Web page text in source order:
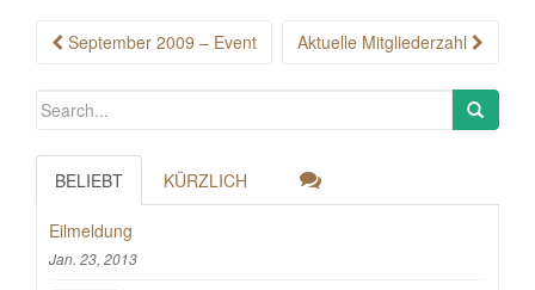
Post
September 2009 – Event Aktuelle Mitgliederzahl
BELIEBT KÜRZLICH
Eilmeldung
Jan. 23, 2013